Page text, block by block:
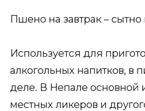
Пшено на завтрак – сытно
Используется для
алкогольных напитков, в
деле. В Непале основной
местных ликеров и